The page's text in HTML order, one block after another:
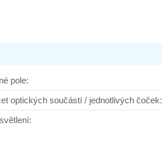
pole:
optických součástí / jednotlivých čoček: